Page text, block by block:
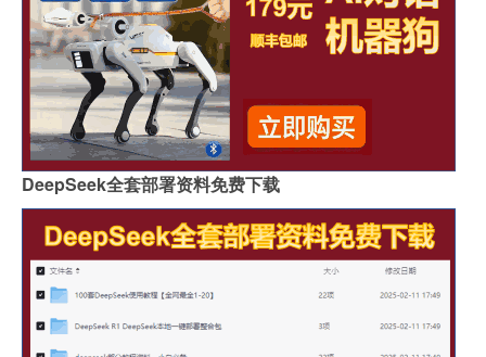
DeepSeek全套部署资料免费下载